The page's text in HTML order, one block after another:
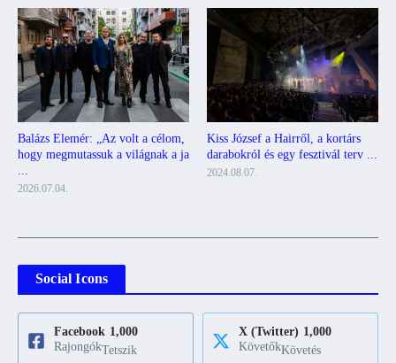
Balázs Elemér: „Az volt a célom,
hogy megmutassuk a világnak a ja
2026.07.04.
Kiss József a Hairről, a kortárs
darabokról és egy fesztivál terv ...
2024.08.07.
Social Icons
Facebook 1,000
RajongókTetszik
X (Twitter) 1,000
KövetőkKövetés